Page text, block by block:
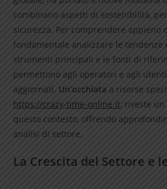
combinano aspetti di sostenibilità,
sicurezza. Per comprendere appieno
fondamentale analizzare le tendenze
strumenti principali e le fonti di
permettono agli operatori e agli
aggiornati. Un’occhiata a risorse
https://crazy-time-online.it, riveste
questo contesto, offrendo
analisi di settore.
La Crescita del Settore e